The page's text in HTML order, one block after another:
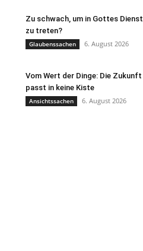
Zu schwach, um in Gottes Dienst
zu treten?
Glaubenssachen 6. August 2026
Vom Wert der Dinge: Die Zukunft
passt in keine Kiste
Ansichtssachen 6. August 2026